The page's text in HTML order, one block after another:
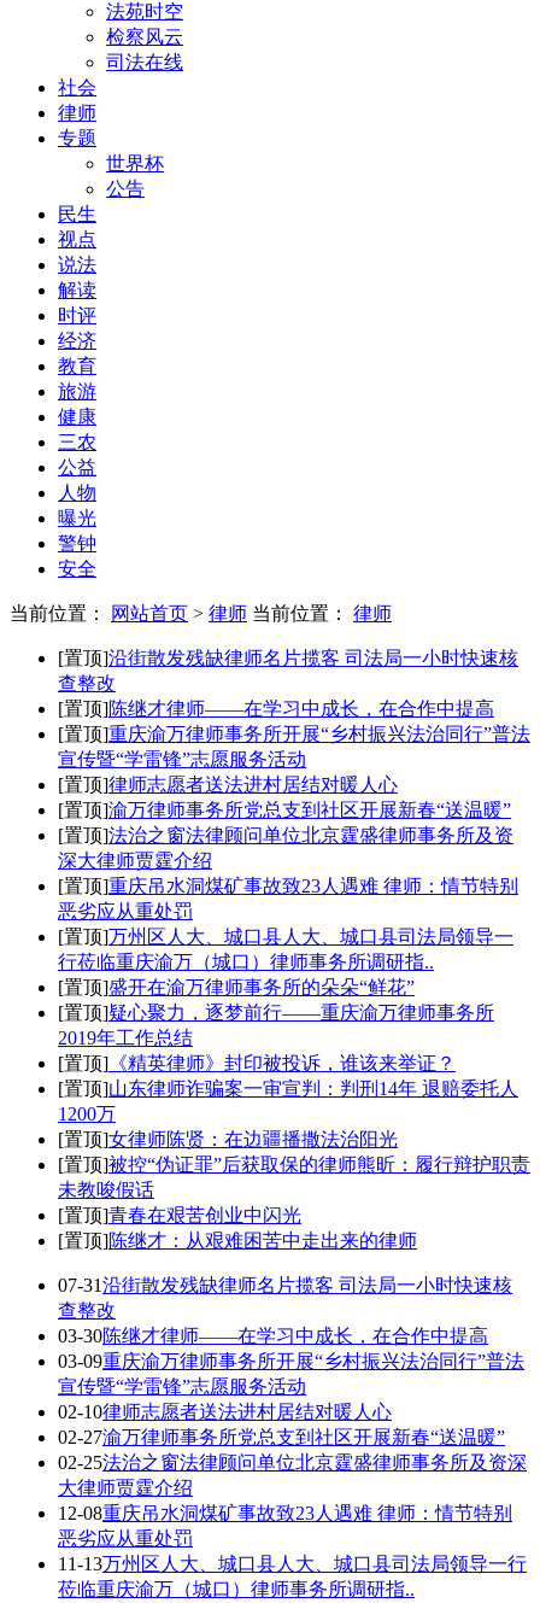
法苑时空
检察风云
司法在线
社会
律师
专题
世界杯
公告
民生
视点
说法
解读
时评
经济
教育
旅游
健康
三农
公益
人物
曝光
警钟
安全
当前位置： 网站首页 > 律师 当前位置： 律师
[置顶]沿街散发残缺律师名片揽客 司法局一小时快速核
查整改
[置顶]陈继才律师——在学习中成长，在合作中提高
[置顶]重庆渝万律师事务所开展“乡村振兴法治同行”普法
宣传暨“学雷锋”志愿服务活动
[置顶]律师志愿者送法进村居结对暖人心
[置顶]渝万律师事务所党总支到社区开展新春“送温暖”
[置顶]法治之窗法律顾问单位北京霆盛律师事务所及资
深大律师贾霆介绍
[置顶]重庆吊水洞煤矿事故致23人遇难 律师：情节特别
恶劣应从重处罚
[置顶]万州区人大、城口县人大、城口县司法局领导一
行莅临重庆渝万（城口）律师事务所调研指..
[置顶]盛开在渝万律师事务所的朵朵“鲜花”
[置顶]疑心聚力，逐梦前行——重庆渝万律师事务所
2019年工作总结
[置顶] 《精英律师》封印被投诉，谁该来举证？
[置顶]山东律师诈骗案一审宣判：判刑14年 退赔委托人
1200万
[置顶]女律师陈贤：在边疆播撒法治阳光
[置顶]被控“伪证罪”后获取保的律师熊昕：履行辩护职责
未教唆假话
[置顶]青春在艰苦创业中闪光
[置顶]陈继才：从艰难困苦中走出来的律师
07-31沿街散发残缺律师名片揽客 司法局一小时快速核
查整改
03-30陈继才律师——在学习中成长，在合作中提高
03-09重庆渝万律师事务所开展“乡村振兴法治同行”普法
宣传暨“学雷锋”志愿服务活动
02-10律师志愿者送法进村居结对暖人心
02-27渝万律师事务所党总支到社区开展新春“送温暖”
02-25法治之窗法律顾问单位北京霆盛律师事务所及资深
大律师贾霆介绍
12-08重庆吊水洞煤矿事故致23人遇难 律师：情节特别
恶劣应从重处罚
11-13万州区人大、城口县人大、城口县司法局领导一行
莅临重庆渝万（城口）律师事务所调研指..